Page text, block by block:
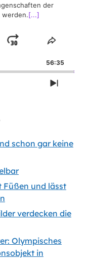
der
werden.[...]
Jump
Forward
Share
56:35
Next
schon gar keine
Füßen und lässt
verdecken die
Olympisches
in